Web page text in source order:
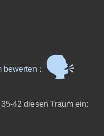
bewerten : 🗣
42 diesen Traum ein: